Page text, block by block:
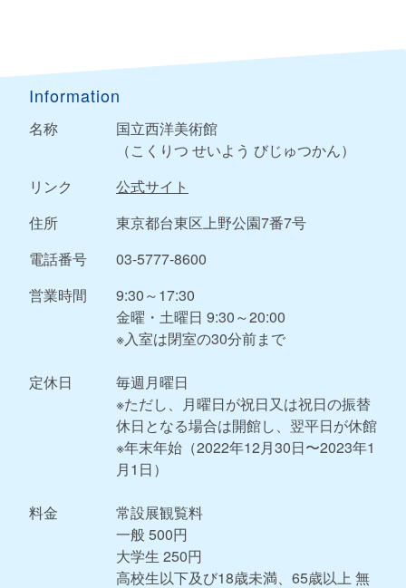
Information
名称
国立西洋美術館
（こくりつ せいよう びじゅつかん）
リンク
公式サイト
住所
東京都台東区上野公園7番7号
電話番号
03-5777-8600
営業時間
9:30～17:30
金曜・土曜日 9:30～20:00
※入室は閉室の30分前まで
定休日
毎週月曜日
※ただし、月曜日が祝日又は祝日の振替
休日となる場合は開館し、翌平日が休館
※年末年始（2022年12月30日〜2023年1
月1日）
料金
常設展観覧料
一般 500円
大学生 250円
高校生以下及び18歳未満、65歳以上 無